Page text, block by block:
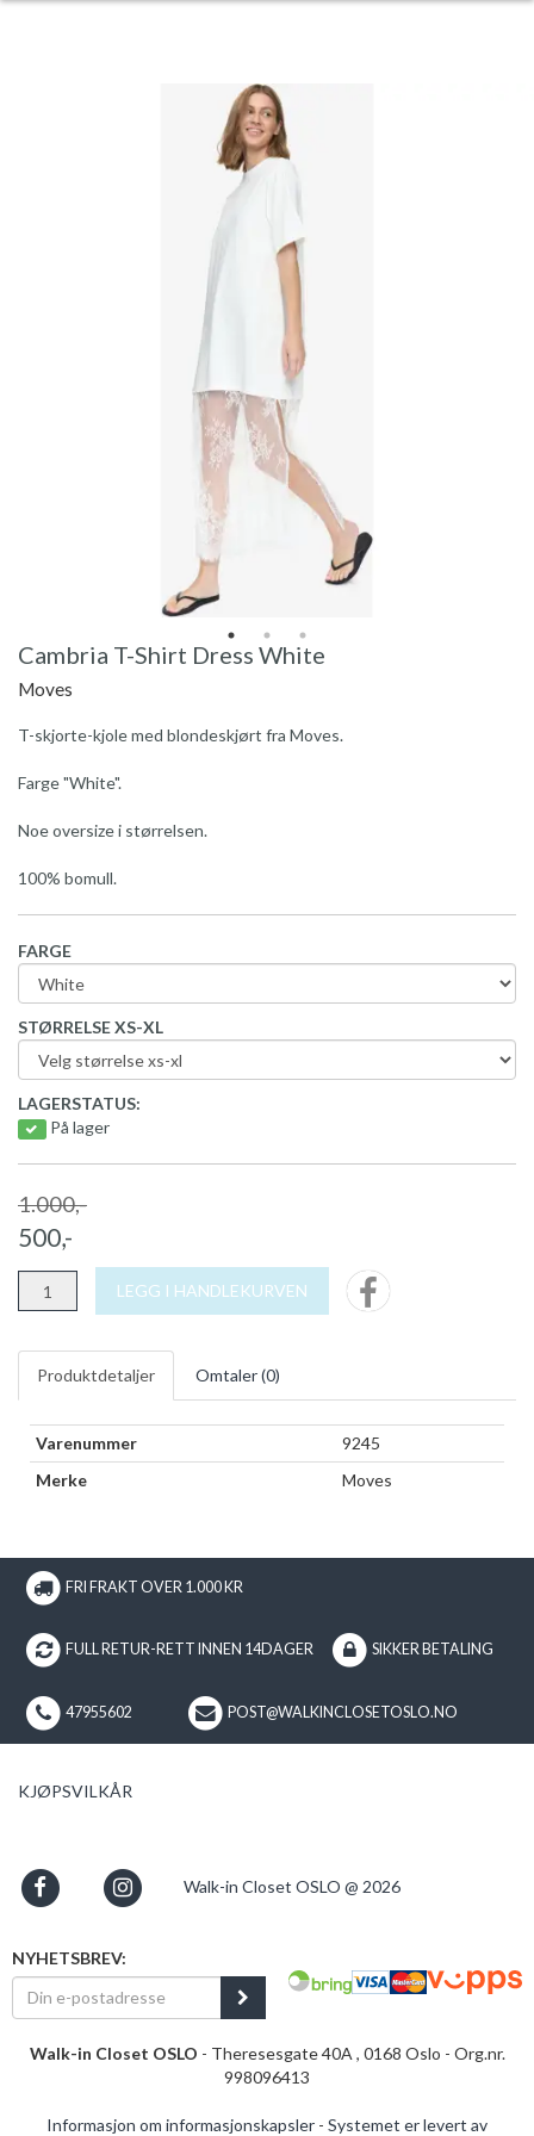
Cambria T-Shirt Dress White
Moves
T-skjorte-kjole med blondeskjørt fra Moves.
Farge "White".
Noe oversize i størrelsen.
100% bomull.
FARGE
STØRRELSE XS-XL
LAGERSTATUS:
På lager
1.000,-
500,-
LEGG I HANDLEKURVEN
Produktdetaljer Omtaler (0)
Varenummer
9245
Merke
Moves
FRI FRAKT OVER 1.000 KR
FULL RETUR-RETT INNEN 14DAGER SIKKER BETALING
47955602 POST@WALKINCLOSETOSLO.NO
KJØPSVILKÅR
Walk-in Closet OSLO @ 2026
NYHETSBREV:
Walk-in Closet OSLO - Theresesgate 40A , 0168 Oslo - Org.nr.
998096413
Informasjon om informasjonskapsler - Systemet er levert av